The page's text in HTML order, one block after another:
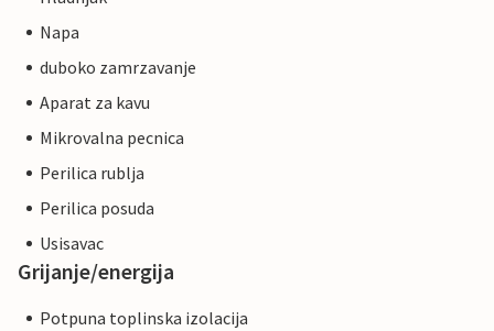
Napa
duboko zamrzavanje
Aparat za kavu
Mikrovalna pecnica
Perilica rublja
Perilica posuda
Usisavac
Grijanje/energija
Potpuna toplinska izolacija